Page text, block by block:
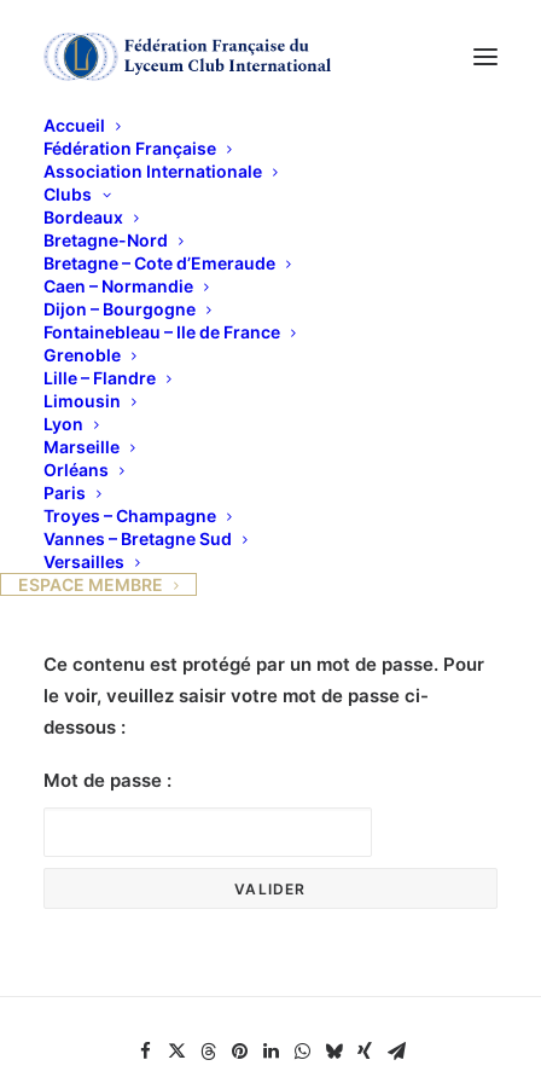
Accueil
Fédération Française
Association Internationale
Clubs
Bordeaux
Bretagne-Nord
Bretagne – Cote d’Emeraude
Caen – Normandie
Dijon – Bourgogne
Fontainebleau – Ile de France
Grenoble
Lille – Flandre
Limousin
Lyon
Marseille
Orléans
Paris
Troyes – Champagne
Vannes – Bretagne Sud
Versailles
ESPACE MEMBRE
JOURNEES DE
COHESION 10 - 11
MARS 2026 -
LAMBALLE
Ce contenu est protégé par un mot de passe. Pour
le voir, veuillez saisir votre mot de passe ci-
dessous :
Mot de passe :